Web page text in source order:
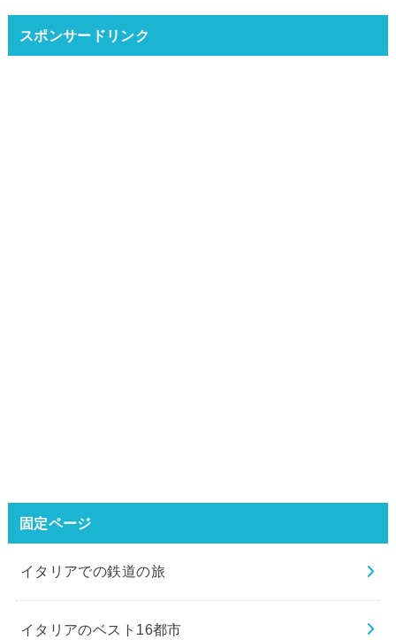
スポンサードリンク
固定ページ
イタリアでの鉄道の旅
イタリアのベスト16都市